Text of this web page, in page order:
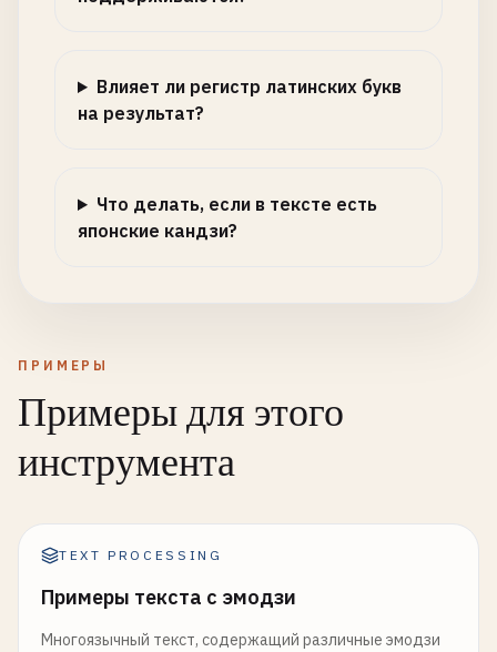
Влияет ли регистр латинских букв
на результат?
Что делать, если в тексте есть
японские кандзи?
ПРИМЕРЫ
Примеры для этого
инструмента
TEXT PROCESSING
Примеры текста с эмодзи
Многоязычный текст, содержащий различные эмодзи